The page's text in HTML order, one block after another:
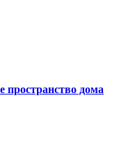
пространство дома